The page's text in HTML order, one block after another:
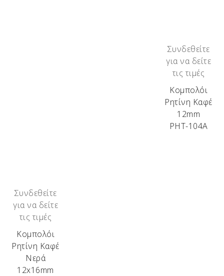
Συνδεθείτε
για να δείτε
τις τιμές
Κομπολόι
Ρητίνη Καφέ
12mm
ΡΗΤ-104Α
Συνδεθείτε
για να δείτε
τις τιμές
Κομπολόι
Ρητίνη Καφέ
Νερά
12x16mm